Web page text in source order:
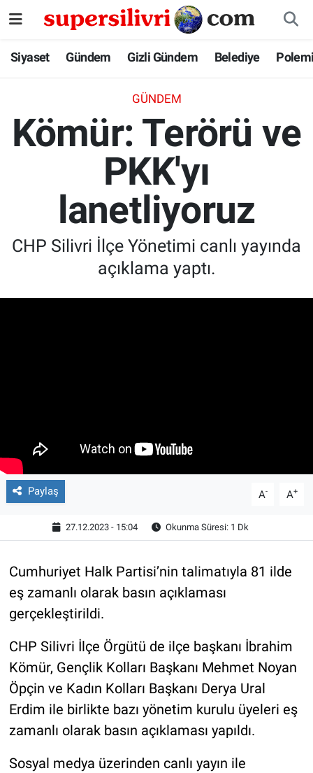
Siyaset Gündem Gizli Gündem Belediye
GÜNDEM
Kömür: Terörü ve
PKK'yı
lanetliyoruz
CHP Silivri İlçe Yönetimi canlı yayında
açıklama yaptı.
Paylaş A- A+
27.12.2023 - 15:04 Okunma Süresi: 1 Dk
Cumhuriyet Halk Partisi’nin talimatıyla 81 ilde
eş zamanlı olarak basın açıklaması
gerçekleştirildi.
CHP Silivri İlçe Örgütü de ilçe başkanı İbrahim
Kömür, Gençlik Kolları Başkanı Mehmet Noyan
Öpçin ve Kadın Kolları Başkanı Derya Ural
Erdim ile birlikte bazı yönetim kurulu üyeleri eş
zamanlı olarak basın açıklaması yapıldı.
Sosyal medya üzerinden canlı yayın ile
Siyaset
Gizli Gündem
Polemik
İstanbul Nöbetçi Eczaneler
İstanbul Hava Durumu
İstanbul Namaz Vakitleri
İstanbul Trafik Yoğunluk Haritası
Süper Lig Puan Durumu ve Fikstür
Son Dakika Haberleri